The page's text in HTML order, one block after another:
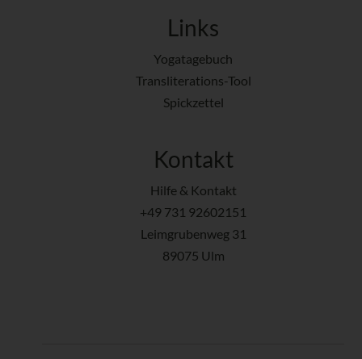
Links
Yogatagebuch
Transliterations-Tool
Spickzettel
Kontakt
Hilfe & Kontakt
+49 731 92602151
Leimgrubenweg 31
89075 Ulm